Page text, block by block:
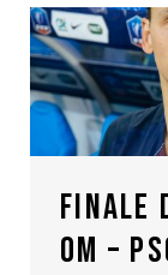
FINALE
OM –